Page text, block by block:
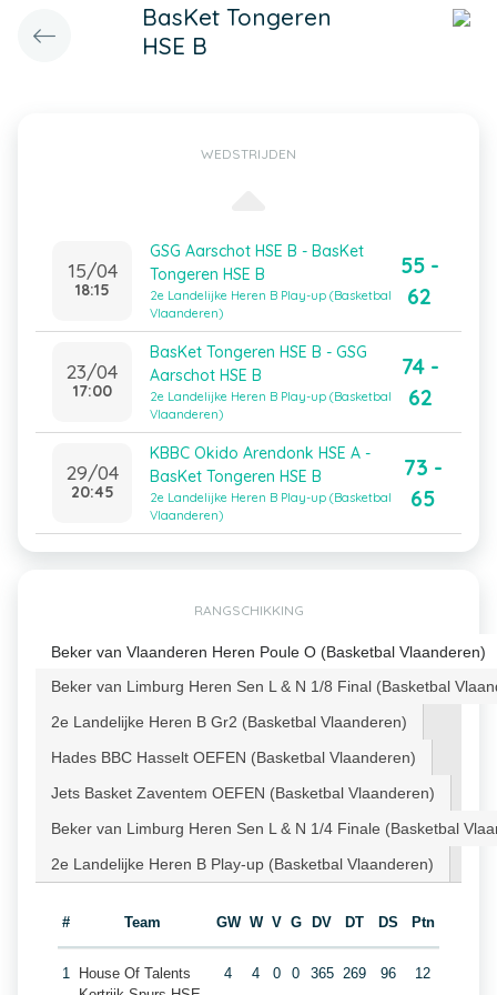
BasKet Tongeren
HSE B
WEDSTRIJDEN
15/04
18:15
GSG Aarschot HSE B - BasKet
Tongeren HSE B
2e Landelijke Heren B Play-up (Basketbal
Vlaanderen)
55 -
62
23/04
17:00
BasKet Tongeren HSE B - GSG
Aarschot HSE B
2e Landelijke Heren B Play-up (Basketbal
Vlaanderen)
74 -
62
29/04
20:45
KBBC Okido Arendonk HSE A -
BasKet Tongeren HSE B
2e Landelijke Heren B Play-up (Basketbal
Vlaanderen)
73 -
65
RANGSCHIKKING
Beker van Vlaanderen Heren Poule O (Basketbal Vlaanderen)
Beker van Limburg Heren Sen L & N 1/8 Final (Basketbal
2e Landelijke Heren B Gr2 (Basketbal Vlaanderen)
Hades BBC Hasselt OEFEN (Basketbal Vlaanderen)
Jets Basket Zaventem OEFEN (Basketbal Vlaanderen)
Beker van Limburg Heren Sen L & N 1/4 Finale (Basketbal
2e Landelijke Heren B Play-up (Basketbal Vlaanderen)
# Team GW W V G DV DT DS Ptn
1
House Of Talents
4 4 0 0 365 269 96 12